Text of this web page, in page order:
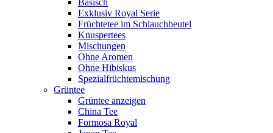
Exklusiv Royal Serie
Früchtetee im Schlauchbeutel
Knuspertees
Mischungen
Ohne Aromen
Ohne Hibiskus
Spezialfrüchtemischung
Grüntee
Grüntee anzeigen
China Tee
Formosa Royal